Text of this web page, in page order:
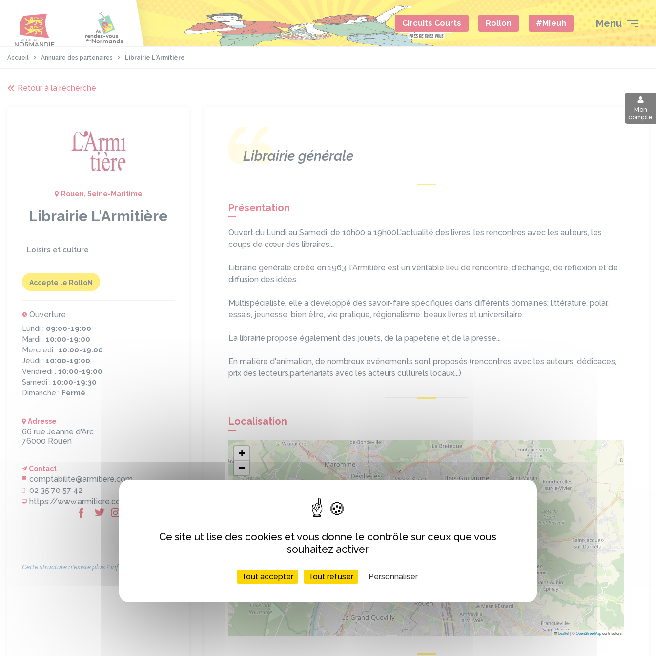
contenu
principal
page
Circuits Courts Rollon #M!euh Menu
Mon
compte
Accueil Annuaire des partenaires Librairie L'Armitière
Retour à la recherche
Rouen, Seine-Maritime
Librairie L'Armitière
Loisirs et culture
Accepte le RolloN
Ouverture
Lundi : 09:00-19:00
Mardi : 10:00-19:00
Mercredi : 10:00-19:00
Jeudi : 10:00-19:00
Vendredi : 10:00-19:00
Samedi : 10:00-19:30
Dimanche : Fermé
Adresse
66 rue Jeanne d'Arc
76000 Rouen
Contact
comptabilite@armitiere.com
02 35 70 57 42
https://www.armitiere.com/
Cette structure n'existe plus ? informez-nous !
Librairie générale
Présentation
Ouvert du Lundi au Samedi, de 10h00 à 19h00L'actualité des livres, les rencontres avec les auteurs, les
coups de cœur des libraires...
Librairie générale créée en 1963, l'Armitière est un véritable lieu de rencontre, d'échange, de réflexion et de
diffusion des idées.
Multispécialiste, elle a développé des savoir-faire spécifiques dans différents domaines: littérature, polar,
essais, jeunesse, bien être, vie pratique, régionalisme, beaux livres et universitaire.
La librairie propose également des jouets, de la papeterie et de la presse...
En matière d'animation, de nombreux événements sont proposés (rencontres avec les auteurs, dédicaces,
prix des lecteurs,partenariats avec les acteurs culturels locaux...)
Localisation
+
−
Leaflet|©OpenStreetMapcontributors
Ce site utilise des cookies et vous donne le contrôle sur ceux que vous
souhaitez activer
Tout accepter Tout refuser Personnaliser